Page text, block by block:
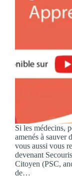
Si les médecins,
amenés à sauver
vous aussi vous
devenant
Citoyen (PSC,
de…